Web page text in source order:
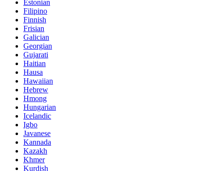
Estonian
Filipino
Finnish
Frisian
Galician
Georgian
Gujarati
Haitian
Hausa
Hawaiian
Hebrew
Hmong
Hungarian
Icelandic
Igbo
Javanese
Kannada
Kazakh
Khmer
Kurdish